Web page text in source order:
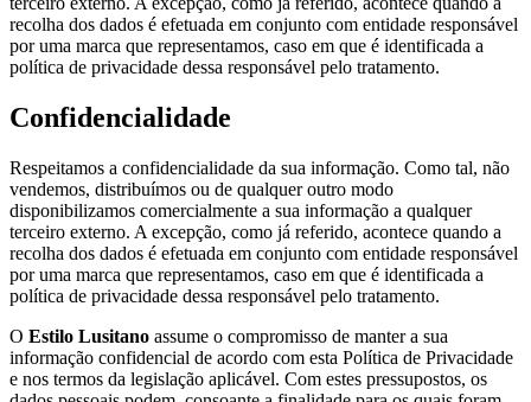
recolha dos dados é efetuada em conjunto com entidade responsável
por uma marca que representamos, caso em que é identificada a
política de privacidade dessa responsável pelo tratamento.
Confidencialidade
Respeitamos a confidencialidade da sua informação. Como tal, não
vendemos, distribuímos ou de qualquer outro modo
disponibilizamos comercialmente a sua informação a qualquer
terceiro externo. A excepção, como já referido, acontece quando a
recolha dos dados é efetuada em conjunto com entidade responsável
por uma marca que representamos, caso em que é identificada a
política de privacidade dessa responsável pelo tratamento.
O Estilo Lusitano assume o compromisso de manter a sua
informação confidencial de acordo com esta Política de Privacidade
e nos termos da legislação aplicável. Com estes pressupostos, os